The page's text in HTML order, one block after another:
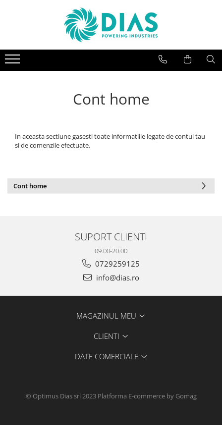
SISTEME FOTOVOLTAICE
Invertoare
Invertoare Hibrid
CONVERTIZOARE
Convertizoare monofazate
Convertizoare trifazice
MOTOARE ELECTRICE
Motoare trifazice
Cont home
In aceasta sectiune gasesti toate informatiile legate de contul tau
si de comenzile efectuate.
Cont home
SUPORT CLIENTI
09.00-20.00
0729259125
info@dias.ro
MAGAZINUL MEU
CLIENTI
DATE COMERCIALE
© Optimus Dias srl 2023 Platforma E-commerce by Gomag